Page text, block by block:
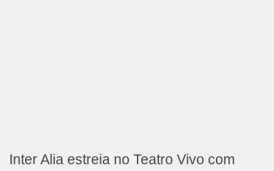
Inter Alia estreia no Teatro Vivo com